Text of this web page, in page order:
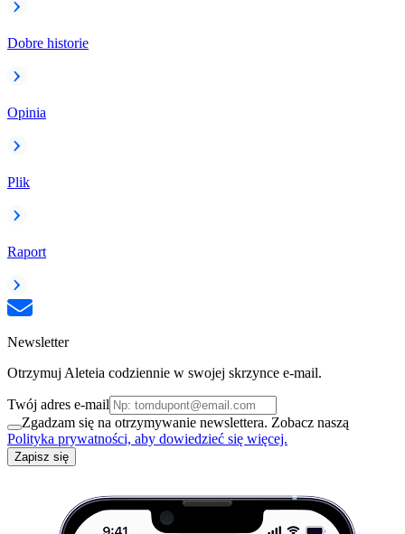
Dobre historie
Opinia
Plik
Raport
Newsletter
Otrzymuj Aleteia codziennie w swojej skrzynce e-mail.
Twój adres e-mail
Zgadzam się na otrzymywanie newslettera. Zobacz naszą
Polityka prywatności, aby dowiedzieć się więcej.
Zapisz się